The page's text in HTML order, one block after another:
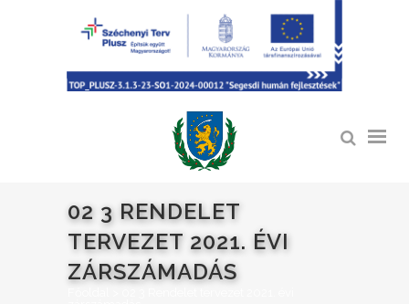
02 3 RENDELET
TERVEZET 2021. ÉVI
ZÁRSZÁMADÁS